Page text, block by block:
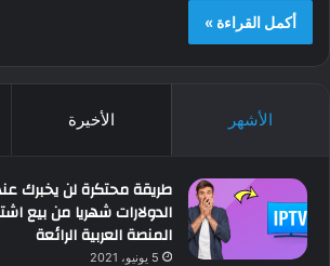
أكمل القراءة »
الأشهر الأخيرة
طريقة محتكرة لن يخبرك
المنصة العربية الرائعة
5 يونيو، 2021